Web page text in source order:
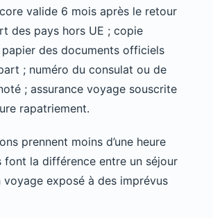
valide 6 mois après le retour
des pays hors UE ; copie
des documents officiels
; numéro du consulat ou de
; assurance voyage souscrite
rapatriement.
prennent moins d’une heure
font la différence entre un séjour
voyage exposé à des imprévus